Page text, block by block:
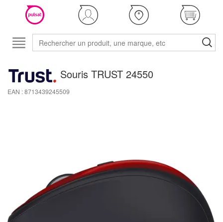
Souris TRUST 24550
EAN : 8713439245509